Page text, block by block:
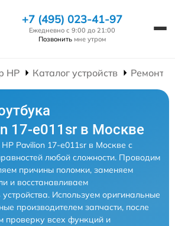
+7 (495) 023-41-97
Ежедневно с 9:00 до 21:00
Позвонить мне утром
HP Каталог устройств Ремонт
17-e011sr в Москве
Pavilion 17-e011sr в Москве с
любой сложности. Проводим
причины поломки, заменяем
и восстанавливаем
устройства. Используем оригинальные
производителем запчасти, после
проверку всех функций и